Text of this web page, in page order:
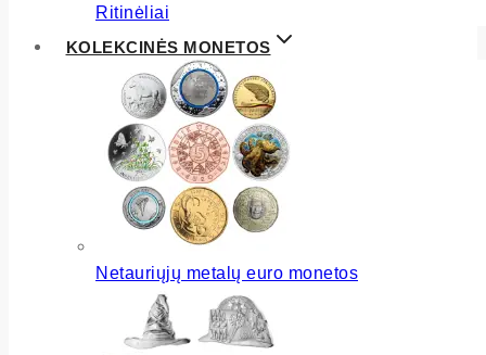
Ritinėliai
KOLEKCINĖS MONETOS
Netauriųjų metalų euro monetos